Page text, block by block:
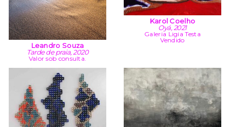
Leandro Souza
Tarde de praia, 2020
Valor sob consulta.
Karol Coelho
Oyá, 2021
Galeria Ligia Testa
Vendido